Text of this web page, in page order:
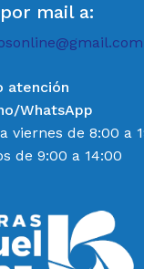
mail a:
atención
WhatsApp
viernes de 8:00 a
de 9:00 a 14:00